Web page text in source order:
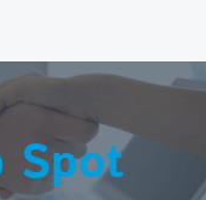
Spot